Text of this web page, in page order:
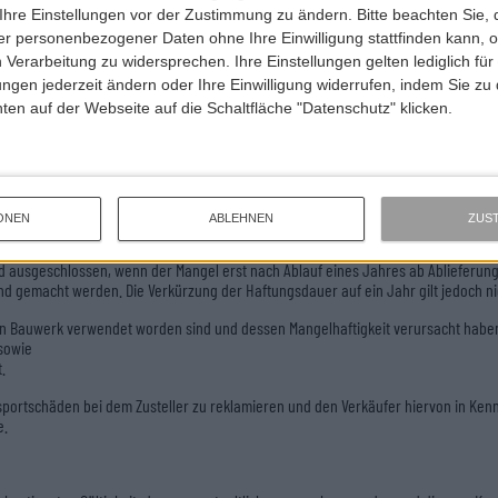
Einstellungen vor der Zustimmung zu ändern.
Bitte beachten Sie,
personenbezogener Daten ohne Ihre Einwilligung stattfinden kann,
Verarbeitung zu widersprechen. Ihre Einstellungen gelten lediglich
jederzeit ändern oder Ihre Einwilligung widerrufen, indem Sie zu
auf der Webseite auf die Schaltfläche "Datenschutz" klicken.
ABLEHNEN
SA 10:00 – 18:00 ) im BIG LEBOWSKI Shop, Düstere Straße 15, 37073
des geschuldeten Kaufpreises das Eigentum an der gelieferten Ware vor.
wenn der Mangel erst nach Ablauf eines Jahres ab
werden. Die Verkürzung der Haftungsdauer auf ein Jahr gilt jedoch
verwendet worden sind und dessen Mangelhaftigkeit verursacht
bei dem Zusteller zu reklamieren und den Verkäufer hiervon in